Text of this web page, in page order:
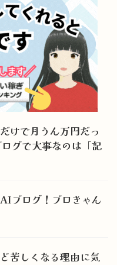
けで月うん万円だっ
グで大事なのは「記
ブログ！ブロきゃん
苦しくなる理由に気